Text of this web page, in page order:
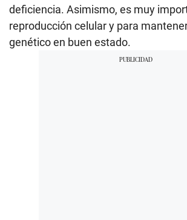
deficiencia. Asimismo, es muy
reproducción celular y para
genético en buen estado.